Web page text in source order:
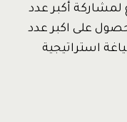
أكبر عدد
على اكبر عدد
استراتيجية